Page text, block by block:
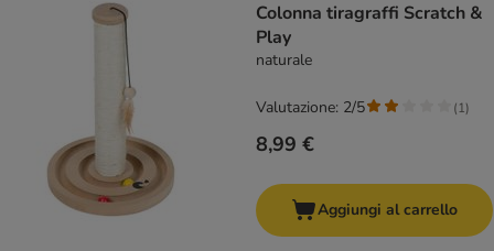
Colonna tiragraffi Scratch &
Play
naturale
8,99 €
Valutazione: 2/5 (1)
Aggiungi al carrello